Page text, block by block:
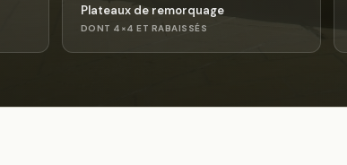
Plateaux de remorquage
DONT 4×4 ET RABAISSÉS